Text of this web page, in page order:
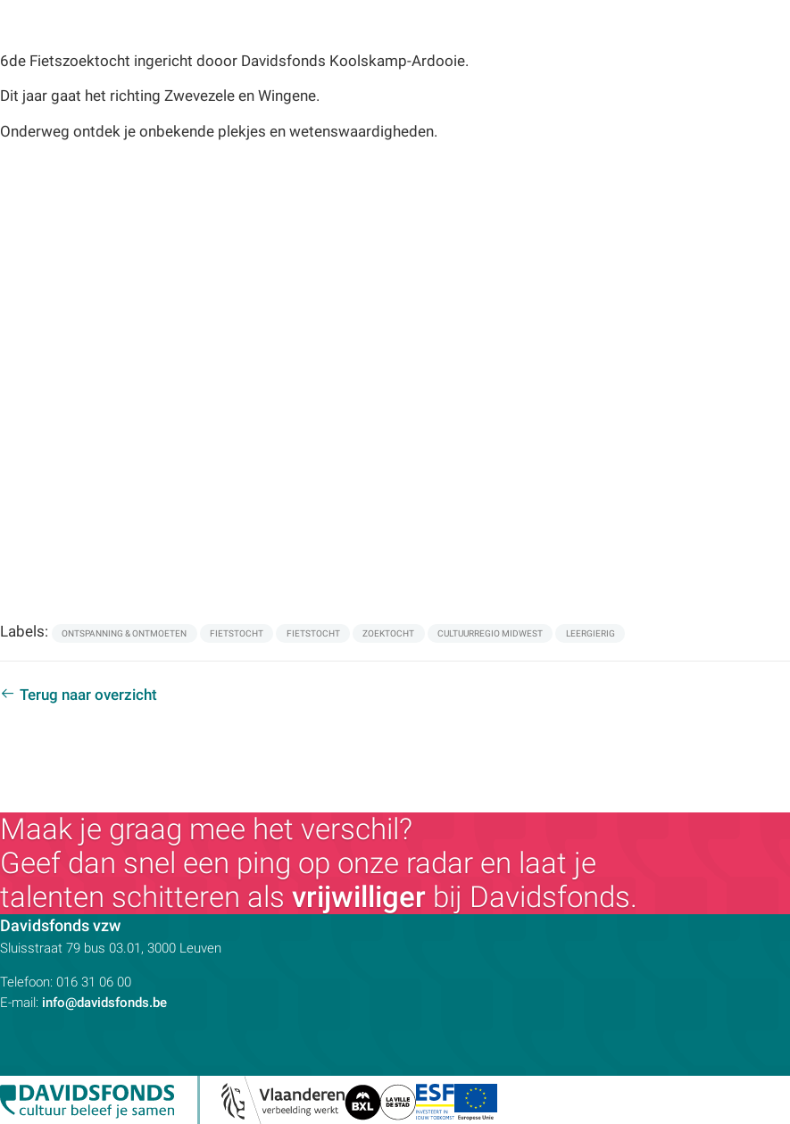
6de Fietszoektocht ingericht dooor Davidsfonds Koolskamp-Ardooie.
Dit jaar gaat het richting Zwevezele en Wingene.
Onderweg ontdek je onbekende plekjes en wetenswaardigheden.
Labels: ONTSPANNING & ONTMOETEN FIETSTOCHT FIETSTOCHT ZOEKTOCHT CULTUURREGIO MIDWEST LEERGIERIG
Terug naar overzicht
Maak je graag mee het verschil?
Geef dan snel een ping op onze radar en laat je
talenten schitteren als vrijwilliger bij Davidsfonds.
Davidsfonds vzwContactpersoon:
Adres:
Sluisstraat 79 bus 03.01, 3000 Leuven
Telefoon: 016 31 06 00
E-mail: info@davidsfonds.be